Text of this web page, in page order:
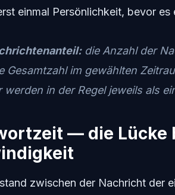
einmal Persönlichkeit, bevor
die Anzahl der
Gesamtzahl im gewählten
in der Regel jeweils als
— die Lücke
zwischen der Nachricht der